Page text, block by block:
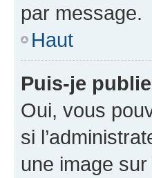
par message.
Haut
Puis-je
Oui, vous
si
une image